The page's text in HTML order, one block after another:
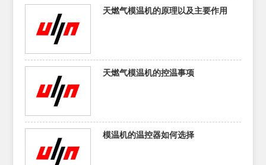
天燃气模温机的原理以及主要作用
天燃气模温机的控温事项
模温机的温控器如何选择